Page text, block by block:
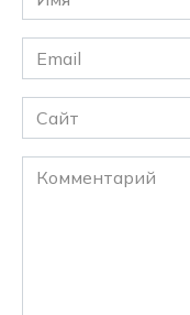
*
Email
*
Сайт
Комментарий